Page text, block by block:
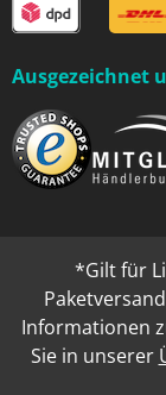
Ausgezeichnet
*Gilt für
Informationen
Sie in unserer